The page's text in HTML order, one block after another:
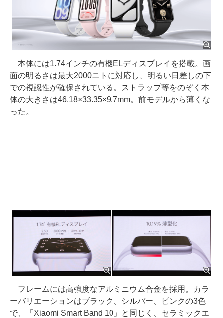
本体には1.74インチの有機ELディスプレイを搭載。画
面の明るさは最大2000ニトに対応し、明るい日差しの下
での視認性が確保されている。ストラップ等をのぞく本
体の大きさは46.18×33.35×9.7mm。前モデルから薄くな
った。
フレームには高強度なアルミニウム合金を採用。カラ
ーバリエーションはブラック、シルバー、ピンクの3色
で、「Xiaomi Smart Band 10」と同じく、セラミックエ